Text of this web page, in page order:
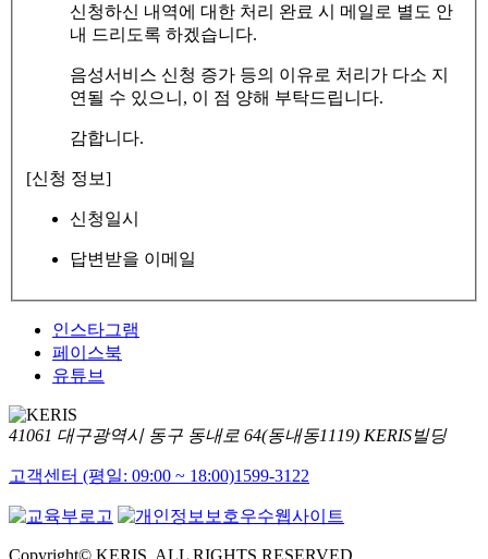
신청하신 내역에 대한 처리 완료 시 메일로 별도 안
내 드리도록 하겠습니다.
음성서비스 신청 증가 등의 이유로 처리가 다소 지
연될 수 있으니, 이 점 양해 부탁드립니다.
감합니다.
[신청 정보]
신청일시
답변받을 이메일
인스타그램
페이스북
유튜브
41061 대구광역시 동구 동내로 64(동내동1119) KERIS빌딩
고객센터 (평일: 09:00 ~ 18:00)1599-3122
Copyright© KERIS. ALL RIGHTS RESERVED